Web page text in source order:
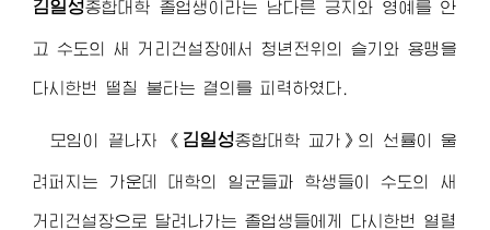
김일성종합대학 졸업생이라는 남다른 긍지와 영예를 안
고 수도의 새 거리건설장에서 청년전위의 슬기와 용맹을
다시한번 떨칠 불타는 결의를 피력하였다.
모임이 끝나자 《 김일성종합대학 교가》의 선률이 울
려퍼지는 가운데 대학의 일군들과 학생들이 수도의 새
거리건설장으로 달려나가는 졸업생들에게 다시한번 열렬